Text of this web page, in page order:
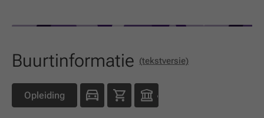
Buurtinformatie (tekstversie)
Opleiding